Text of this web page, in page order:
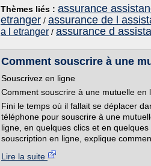
Thèmes liés : assurance
etranger / assurance de l
a l etranger / assurance d
Comment souscrire à une
Souscrivez en ligne
Comment souscrire à une mutuelle en
Fini le temps où il fallait se déplacer
téléphone pour souscrire à une
ligne, en quelques clics et en
souscription en ligne, explique
Lire la suite